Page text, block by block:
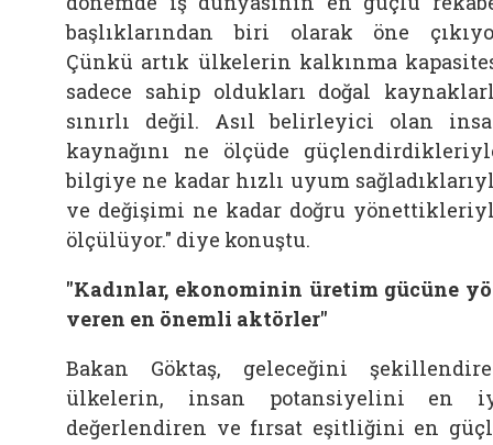
başlıklarından biri olarak öne
Çünkü artık ülkelerin kalkınma
sadece sahip oldukları doğal
sınırlı değil. Asıl belirleyici olan
kaynağını ne ölçüde
bilgiye ne kadar hızlı uyum
ve değişimi ne kadar doğru
ölçülüyor." diye konuştu.
"Kadınlar, ekonominin üretim gücüne
veren en önemli aktörler"
Bakan Göktaş, geleceğini
ülkelerin, insan potansiyelini en
değerlendiren ve fırsat eşitliğini en